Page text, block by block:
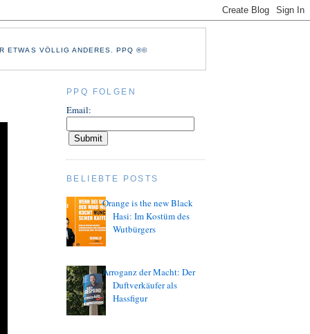
ETWAS VÖLLIG ANDERES. PPQ ®©
PPQ FOLGEN
Email:
BELIEBTE POSTS
Orange is the new Black
Hasi: Im Kostüm des
Wutbürgers
Arroganz der Macht: Der
Duftverkäufer als
Hassfigur